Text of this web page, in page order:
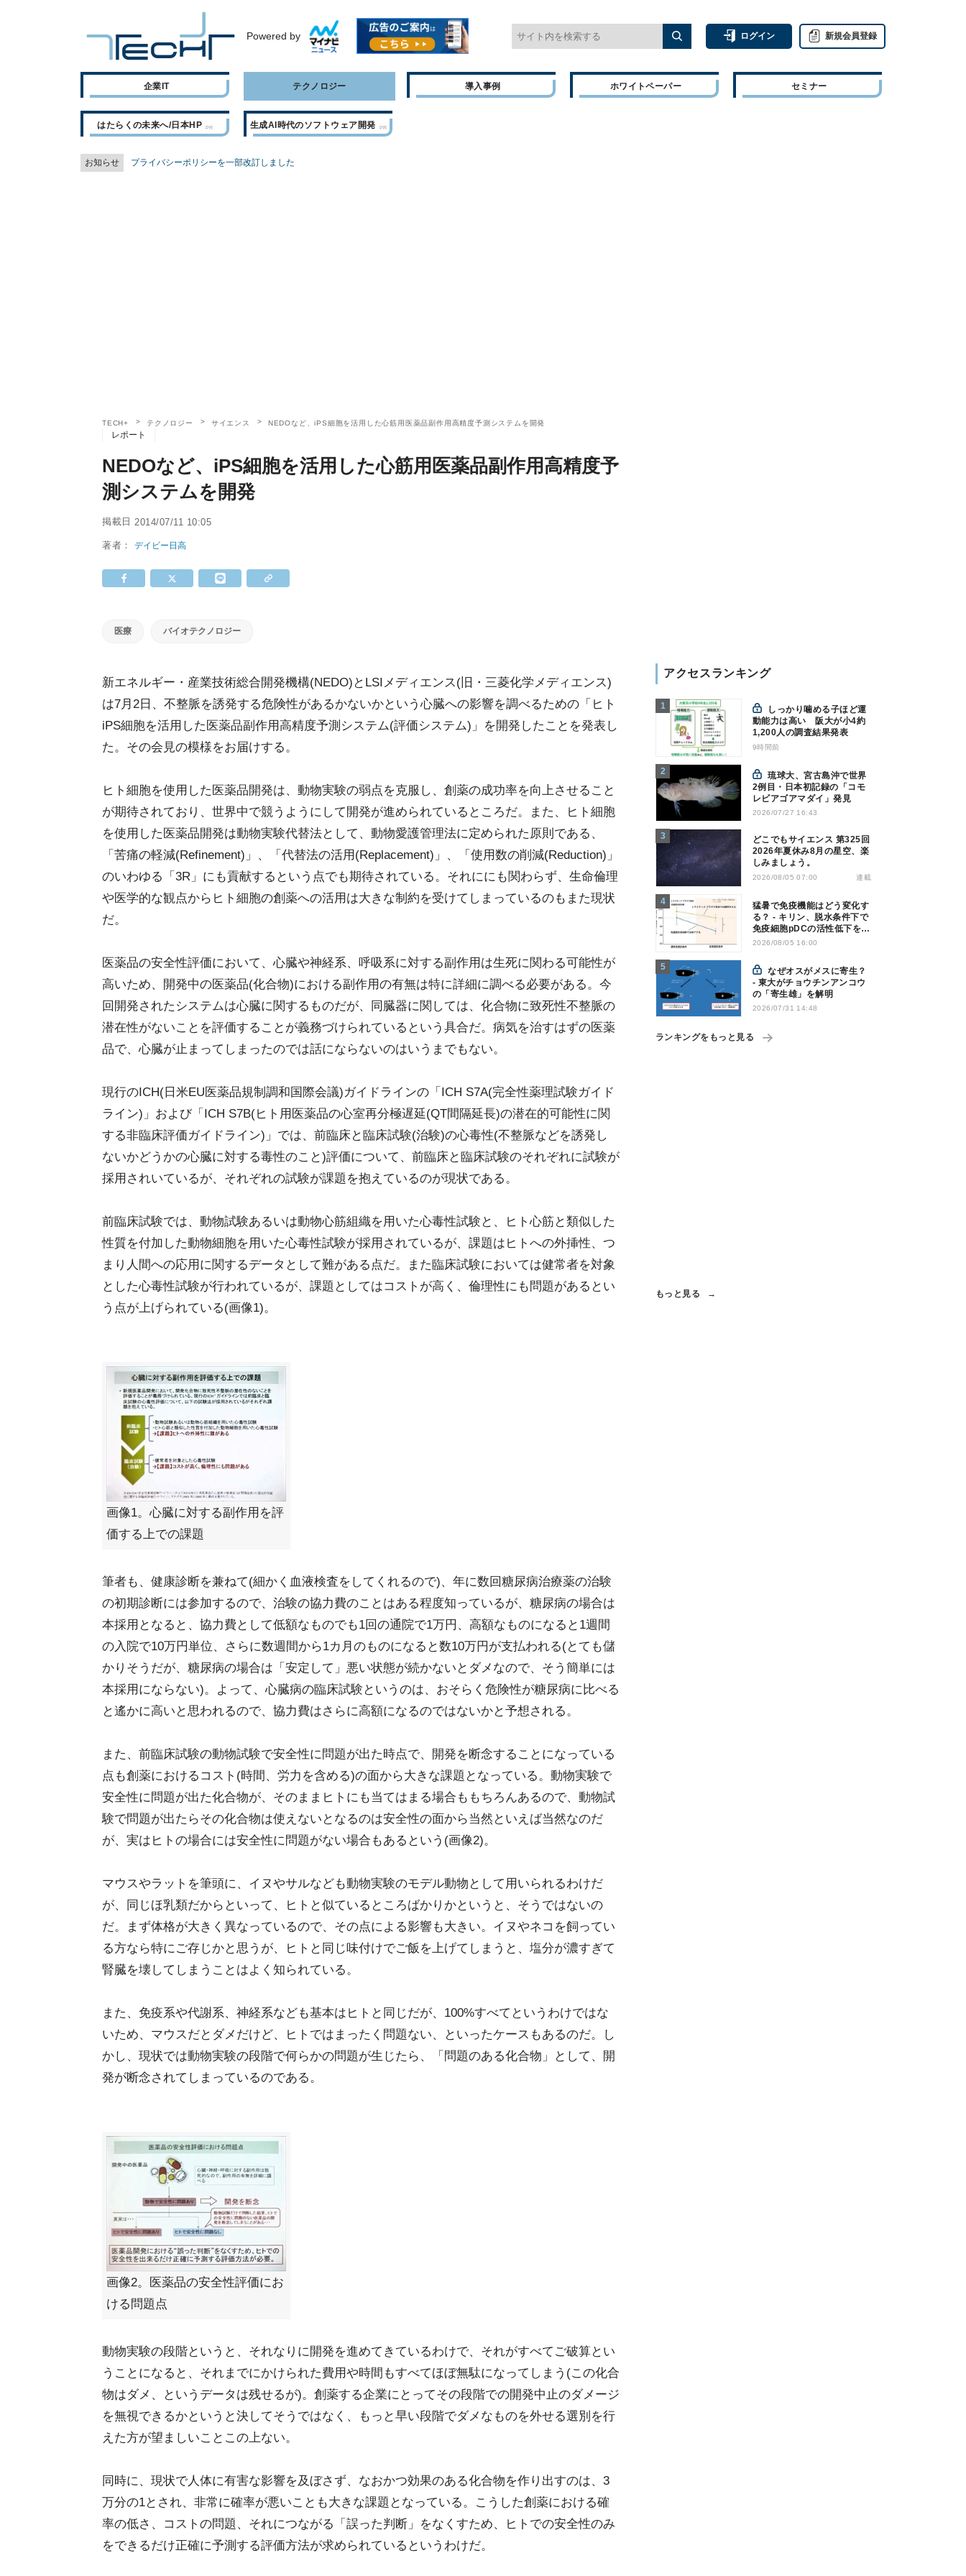
Powered by ログイン 新規会員登録
企業IT テクノロジー 導入事例 ホワイトペーパー セミナー
はたらくの未来へ/日本HP 生成AI時代のソフトウェア開発
お知らせ プライバシーポリシーを一部改訂しました
TECH+ テクノロジー サイエンス NEDOなど、iPS細胞を活用した心筋用医薬品副作用高精度予測システムを開発
レポート
NEDOなど、iPS細胞を活用した心筋用医薬品副作用高精度予
測システムを開発
掲載日 2014/07/11 10:05
著者：デイビー日高
医療 バイオテクノロジー
新エネルギー・産業技術総合開発機構(NEDO)とLSIメディエンス(旧・三菱化学メディエンス)
は7月2日、不整脈を誘発する危険性があるかないかという心臓への影響を調べるための「ヒト
iPS細胞を活用した医薬品副作用高精度予測システム(評価システム)」を開発したことを発表し
た。その会見の模様をお届けする。
ヒト細胞を使用した医薬品開発は、動物実験の弱点を克服し、創薬の成功率を向上させること
が期待されており、世界中で競うようにして開発が進められているところだ。また、ヒト細胞
を使用した医薬品開発は動物実験代替法として、動物愛護管理法に定められた原則である、
「苦痛の軽減(Refinement)」、「代替法の活用(Replacement)」、「使用数の削減(Reduction)」
のいわゆる「3R」にも貢献するという点でも期待されている。それににも関わらず、生命倫理
や医学的な観点からヒト細胞の創薬への活用は大きな制約を受けてしまっているのもまた現状
だ。
医薬品の安全性評価において、心臓や神経系、呼吸系に対する副作用は生死に関わる可能性が
高いため、開発中の医薬品(化合物)における副作用の有無は特に詳細に調べる必要がある。今
回開発されたシステムは心臓に関するものだが、同臓器に関しては、化合物に致死性不整脈の
潜在性がないことを評価することが義務づけられているという具合だ。病気を治すはずの医薬
品で、心臓が止まってしまったのでは話にならないのはいうまでもない。
現行のICH(日米EU医薬品規制調和国際会議)ガイドラインの「ICH S7A(完全性薬理試験ガイド
ライン)」および「ICH S7B(ヒト用医薬品の心室再分極遅延(QT間隔延長)の潜在的可能性に関
する非臨床評価ガイドライン)」では、前臨床と臨床試験(治験)の心毒性(不整脈などを誘発し
ないかどうかの心臓に対する毒性のこと)評価について、前臨床と臨床試験のそれぞれに試験が
採用されいているが、それぞれの試験が課題を抱えているのが現状である。
前臨床試験では、動物試験あるいは動物心筋組織を用いた心毒性試験と、ヒト心筋と類似した
性質を付加した動物細胞を用いた心毒性試験が採用されているが、課題はヒトへの外挿性、つ
まり人間への応用に関するデータとして難がある点だ。また臨床試験においては健常者を対象
とした心毒性試験が行われているが、課題としてはコストが高く、倫理性にも問題があるとい
う点が上げられている(画像1)。
画像1。心臓に対する副作用を評
価する上での課題
筆者も、健康診断を兼ねて(細かく血液検査をしてくれるので)、年に数回糖尿病治療薬の治験
の初期診断には参加するので、治験の協力費のことはある程度知っているが、糖尿病の場合は
本採用となると、協力費として低額なものでも1回の通院で1万円、高額なものになると1週間
の入院で10万円単位、さらに数週間から1カ月のものになると数10万円が支払われる(とても儲
かりそうだが、糖尿病の場合は「安定して」悪い状態が続かないとダメなので、そう簡単には
本採用にならない)。よって、心臓病の臨床試験というのは、おそらく危険性が糖尿病に比べる
と遙かに高いと思われるので、協力費はさらに高額になるのではないかと予想される。
また、前臨床試験の動物試験で安全性に問題が出た時点で、開発を断念することになっている
点も創薬におけるコスト(時間、労力を含める)の面から大きな課題となっている。動物実験で
安全性に問題が出た化合物が、そのままヒトにも当てはまる場合ももちろんあるので、動物試
験で問題が出たらその化合物は使えないとなるのは安全性の面から当然といえば当然なのだ
が、実はヒトの場合には安全性に問題がない場合もあるという(画像2)。
マウスやラットを筆頭に、イヌやサルなども動物実験のモデル動物として用いられるわけだ
が、同じほ乳類だからといって、ヒトと似ているところばかりかというと、そうではないの
だ。まず体格が大きく異なっているので、その点による影響も大きい。イヌやネコを飼ってい
る方なら特にご存じかと思うが、ヒトと同じ味付けでご飯を上げてしまうと、塩分が濃すぎて
腎臓を壊してしまうことはよく知られている。
また、免疫系や代謝系、神経系なども基本はヒトと同じだが、100%すべてというわけではな
いため、マウスだとダメだけど、ヒトではまったく問題ない、といったケースもあるのだ。し
かし、現状では動物実験の段階で何らかの問題が生じたら、「問題のある化合物」として、開
発が断念されてしまっているのである。
画像2。医薬品の安全性評価にお
ける問題点
動物実験の段階というと、それなりに開発を進めてきているわけで、それがすべてご破算とい
うことになると、それまでにかけられた費用や時間もすべてほぼ無駄になってしまう(この化合
物はダメ、というデータは残せるが)。創薬する企業にとってその段階での開発中止のダメージ
を無視できるかというと決してそうではなく、もっと早い段階でダメなものを外せる選別を行
えた方が望ましいことこの上ない。
同時に、現状で人体に有害な影響を及ぼさず、なおかつ効果のある化合物を作り出すのは、3
万分の1とされ、非常に確率が悪いことも大きな課題となっている。こうした創薬における確
率の低さ、コストの問題、それにつながる「誤った判断」をなくすため、ヒトでの安全性のみ
をできるだけ正確に予測する評価方法が求められているというわけだ。
アクセスランキング
動能力は高い 阪大が小4約
1,200人の調査結果発表
9時間前
琉球大、宮古島沖で世界
2例目・日本初記録の「コモ
レビアゴアマダイ」発見
2026/07/27 16:43
どこでもサイエンス 第325回
2026年夏休み8月の星空、楽
しみましょう。
2026/08/05 07:00 連載
猛暑で免疫機能はどう変化す
る？ - キリン、脱水条件下で
免疫細胞pDCの活性低下を確
認
2026/08/05 16:00
なぜオスがメスに寄生？
- 東大がチョウチンアンコウ
の「寄生雄」を解明
2026/07/31 14:48
ランキングをもっと見る
もっと見る